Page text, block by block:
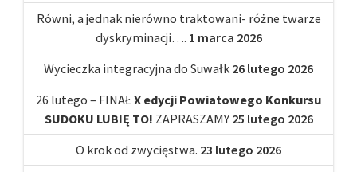
Równi, a jednak nierówno traktowani- różne twarze
dyskryminacji…. 1 marca 2026
Wycieczka integracyjna do Suwałk 26 lutego 2026
26 lutego – FINAŁX edycji Powiatowego Konkursu
SUDOKU LUBIĘ TO! ZAPRASZAMY 25 lutego 2026
O krok od zwycięstwa. 23 lutego 2026